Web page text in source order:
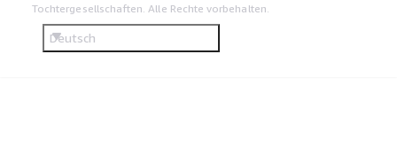
Tochtergesellschaften. Alle Rechte vorbehalten.
Deutsch